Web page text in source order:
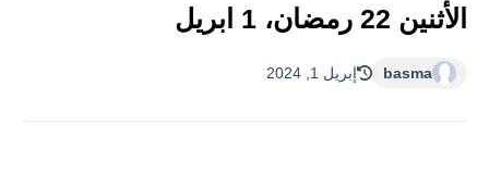
الأثنين 22 رمضان، 1 ابريل
basma إبريل 1, 2024